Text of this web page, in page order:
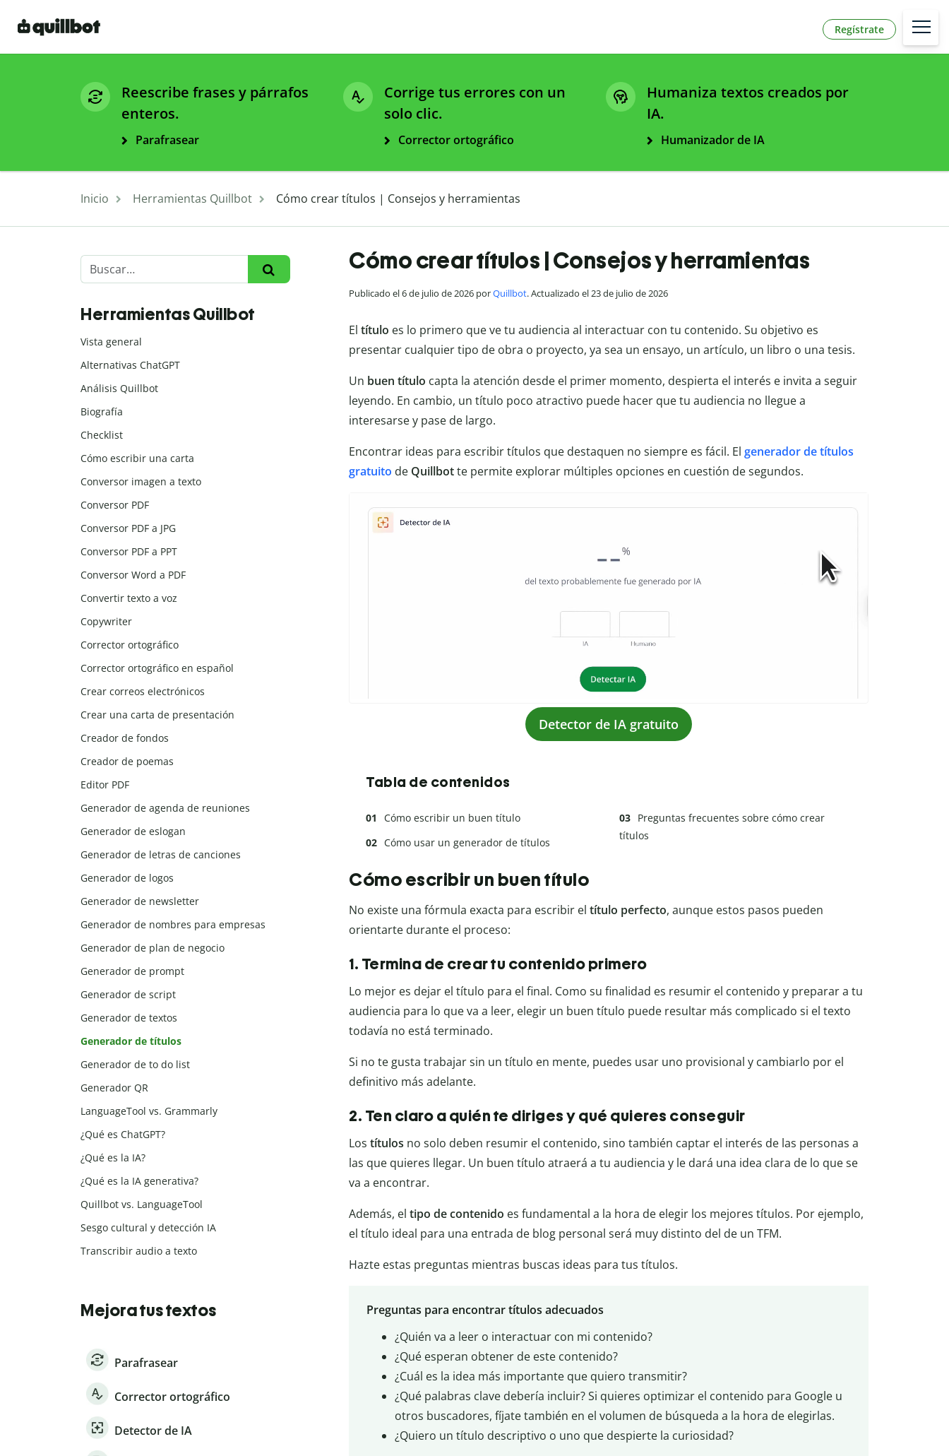
Regístrate
Reescribe frases y párrafos
enteros.
Parafrasear
Corrige tus errores con un
solo clic.
Corrector ortográfico
Humaniza textos creados por
IA.
Humanizador de IA
Inicio Herramientas Quillbot Cómo crear títulos | Consejos y herramientas
Cómo crear títulos | Consejos y herramientas
Publicado el 6 de julio de 2026 porQuillbot. Actualizado el 23 de julio de 2026
El título es lo primero que ve tu audiencia al interactuar con tu contenido. Su objetivo es
presentar cualquier tipo de obra o proyecto, ya sea un ensayo, un artículo, un libro o una tesis.
Un buen título capta la atención desde el primer momento, despierta el interés e invita a seguir
leyendo. En cambio, un título poco atractivo puede hacer que tu audiencia no llegue a
interesarse y pase de largo.
Encontrar ideas para escribir títulos que destaquen no siempre es fácil. El generador de títulos
gratuito de Quillbotte permite explorar múltiples opciones en cuestión de segundos.
Detector de IA gratuito
Tabla de contenidos
Cómo escribir un buen título
Cómo usar un generador de títulos
Preguntas frecuentes sobre cómo crear
títulos
Cómo escribir un buen título
No existe una fórmula exacta para escribir el título perfecto, aunque estos pasos pueden
orientarte durante el proceso:
1. Termina de crear tu contenido primero
Lo mejor es dejar el título para el final. Como su finalidad es resumir el contenido y preparar a tu
audiencia para lo que va a leer, elegir un buen título puede resultar más complicado si el texto
todavía no está terminado.
Si no te gusta trabajar sin un título en mente, puedes usar uno provisional y cambiarlo por el
definitivo más adelante.
2. Ten claro a quién te diriges y qué quieres conseguir
Los títulos no solo deben resumir el contenido, sino también captar el interés de las personas a
las que quieres llegar. Un buen título atraerá a tu audiencia y le dará una idea clara de lo que se
va a encontrar.
Además, el tipo de contenido es fundamental a la hora de elegir los mejores títulos. Por ejemplo,
el título ideal para una entrada de blog personal será muy distinto del de un TFM.
Hazte estas preguntas mientras buscas ideas para tus títulos.
Preguntas para encontrar títulos adecuados
¿Quién va a leer o interactuar con mi contenido?
¿Qué esperan obtener de este contenido?
¿Cuál es la idea más importante que quiero transmitir?
¿Qué palabras clave debería incluir? Si quieres optimizar el contenido para Google u
otros buscadores, fíjate también en el volumen de búsqueda a la hora de elegirlas.
¿Quiero un título descriptivo o uno que despierte la curiosidad?
Herramientas Quillbot
Vista general
Alternativas ChatGPT
Análisis Quillbot
Biografía
Checklist
Cómo escribir una carta
Conversor imagen a texto
Conversor PDF
Conversor PDF a JPG
Conversor PDF a PPT
Conversor Word a PDF
Convertir texto a voz
Copywriter
Corrector ortográfico
Corrector ortográfico en español
Crear correos electrónicos
Crear una carta de presentación
Creador de fondos
Creador de poemas
Editor PDF
Generador de agenda de reuniones
Generador de eslogan
Generador de letras de canciones
Generador de logos
Generador de newsletter
Generador de nombres para empresas
Generador de plan de negocio
Generador de prompt
Generador de script
Generador de textos
Generador de títulos
Generador de to do list
Generador QR
LanguageTool vs. Grammarly
¿Qué es ChatGPT?
¿Qué es la IA?
¿Qué es la IA generativa?
Quillbot vs. LanguageTool
Sesgo cultural y detección IA
Transcribir audio a texto
Mejora tus textos
Parafrasear
Corrector ortográfico
Detector de IA